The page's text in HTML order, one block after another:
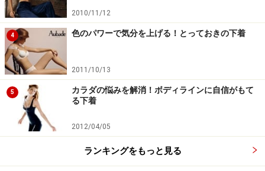
2010/11/12
4 色のパワーで気分を上げる！とっておきの下着
2011/10/13
5
カラダの悩みを解消！ボディラインに自信がもて
る下着
2012/04/05
ランキングをもっと見る